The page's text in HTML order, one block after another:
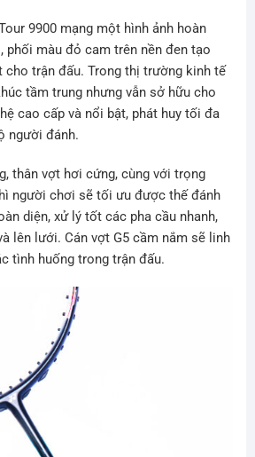
9900 mạng một hình ảnh hoàn
phối màu đỏ cam trên nền đen tạo
cho trận đấu. Trong thị trường kinh tế
tầm trung nhưng vẫn sở hữu cho
cao cấp và nổi bật, phát huy tối đa
người đánh.
thân vợt hơi cứng, cùng với trọng
người chơi sẽ tối ưu được thế đánh
diện, xử lý tốt các pha cầu nhanh,
lên lưới. Cán vợt G5 cầm nắm sẽ linh
tình huống trong trận đấu.